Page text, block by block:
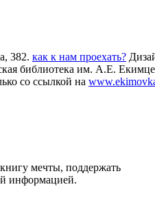
382. как к нам проехать?
библиотека им. А.Е.
со ссылкой на
мечты, поддержать
информацией.